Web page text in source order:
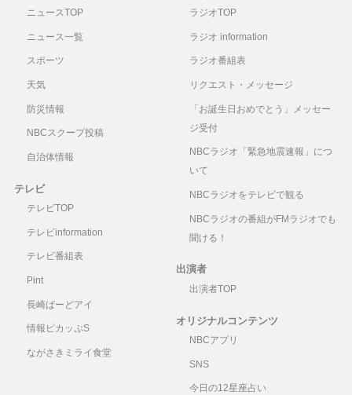
ニュースTOP
ニュース一覧
スポーツ
天気
防災情報
NBCスクープ投稿
自治体情報
テレビ
テレビTOP
テレビinformation
テレビ番組表
Pint
長崎ばーどアイ
情報ピカッぷS
ながさきミライ食堂
ラジオTOP
ラジオ information
ラジオ番組表
リクエスト・メッセージ
「お誕生日おめでとう」メッセー
ジ受付
NBCラジオ「緊急地震速報」につ
いて
NBCラジオをテレビで観る
NBCラジオの番組がFMラジオでも
聞ける！
出演者
出演者TOP
オリジナルコンテンツ
NBCアプリ
SNS
今日の12星座占い